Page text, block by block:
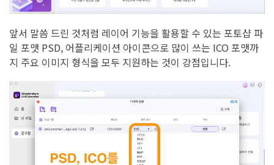
앞서 말씀 드린 것처럼 레이어 기능을 활용할 수 있는 포토샵 파
일 포맷 PSD, 어플리케이션 아이콘으로 많이 쓰는 ICO 포맷까
지 주요 이미지 형식을 모두 지원하는 것이 강점입니다.